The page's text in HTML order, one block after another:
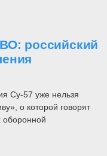
российский
Су-57 уже нельзя
о которой говорят
оборонной